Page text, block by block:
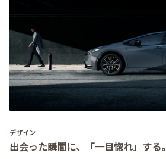
デザイン
出会った瞬間に、「一目惚れ」する。